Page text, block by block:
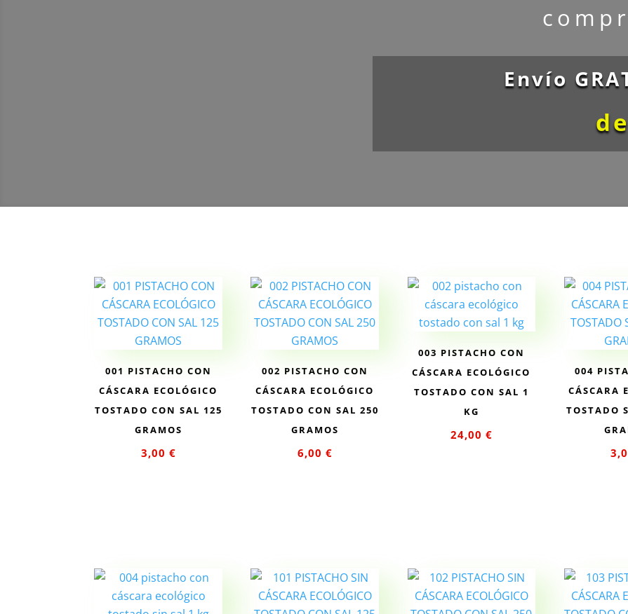
Envío
001 PISTACHO CON
CÁSCARA ECOLÓGICO
TOSTADO CON SAL 125
GRAMOS
3,00 €
002 PISTACHO CON
CÁSCARA ECOLÓGICO
TOSTADO CON SAL 250
GRAMOS
6,00 €
003 PISTACHO CON
CÁSCARA ECOLÓGICO
TOSTADO CON SAL 1
KG
24,00 €
004
CÁSCARA
TOSTADO